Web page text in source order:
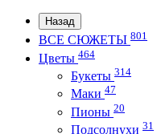
Назад
ВСЕ СЮЖЕТЫ 801
Цветы 464
Букеты 314
Маки 47
Пионы 20
Подсолнухи 31